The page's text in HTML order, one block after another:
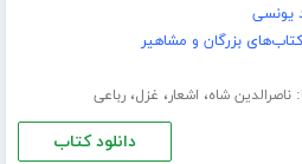
یونسی
بزرگان و مشاهیر
ناصرالدین شاه، اشعار، غزل،رباعی
دانلود کتاب